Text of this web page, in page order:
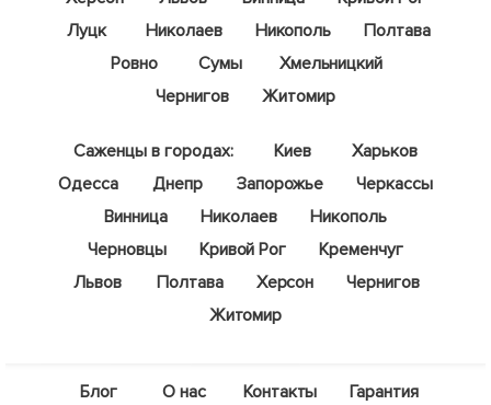
Луцк
Николаев Никополь
Полтава
Ровно
Сумы
Хмельницкий
Чернигов
Житомир
Саженцы в городах: Киев
Харьков
Одесса
Днепр Запорожье
Черкассы
Винница
Николаев
Никополь
Черновцы
Кривой Рог
Кременчуг
Львов
Полтава Херсон
Чернигов
Житомир
Блог О нас Контакты
Гарантия